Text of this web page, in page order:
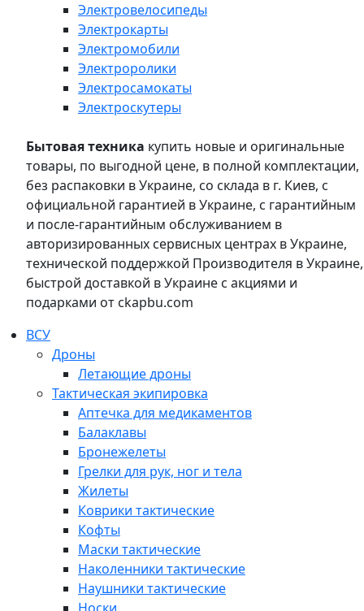
Электровелосипеды
Электрокарты
Электромобили
Электроролики
Электросамокаты
Электроскутеры
Бытовая техника купить новые и оригинальные
товары, по выгодной цене, в полной комплектации,
без распаковки в Украине, со склада в г. Киев, с
официальной гарантией в Украине, с гарантийным
и после-гарантийным обслуживанием в
авторизированных сервисных центрах в Украине,
технической поддержкой Производителя в Украине,
быстрой доставкой в Украине с акциями и
подарками от ckapbu.com
ВСУ
Дроны
Летающие дроны
Тактическая экипировка
Аптечка для медикаментов
Балаклавы
Бронежелеты
Грелки для рук, ног и тела
Жилеты
Коврики тактические
Кофты
Маски тактические
Наколенники тактические
Наушники тактические